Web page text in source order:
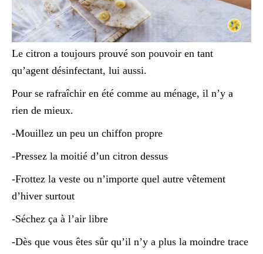
Le citron a toujours prouvé son pouvoir en tant
qu’agent désinfectant, lui aussi.
Pour se rafraîchir en été comme au ménage, il n’y a
rien de mieux.
-Mouillez un peu un chiffon propre
-Pressez la moitié d’un citron dessus
-Frottez la veste ou n’importe quel autre vêtement
d’hiver surtout
-Séchez ça à l’air libre
-Dès que vous êtes sûr qu’il n’y a plus la moindre trace